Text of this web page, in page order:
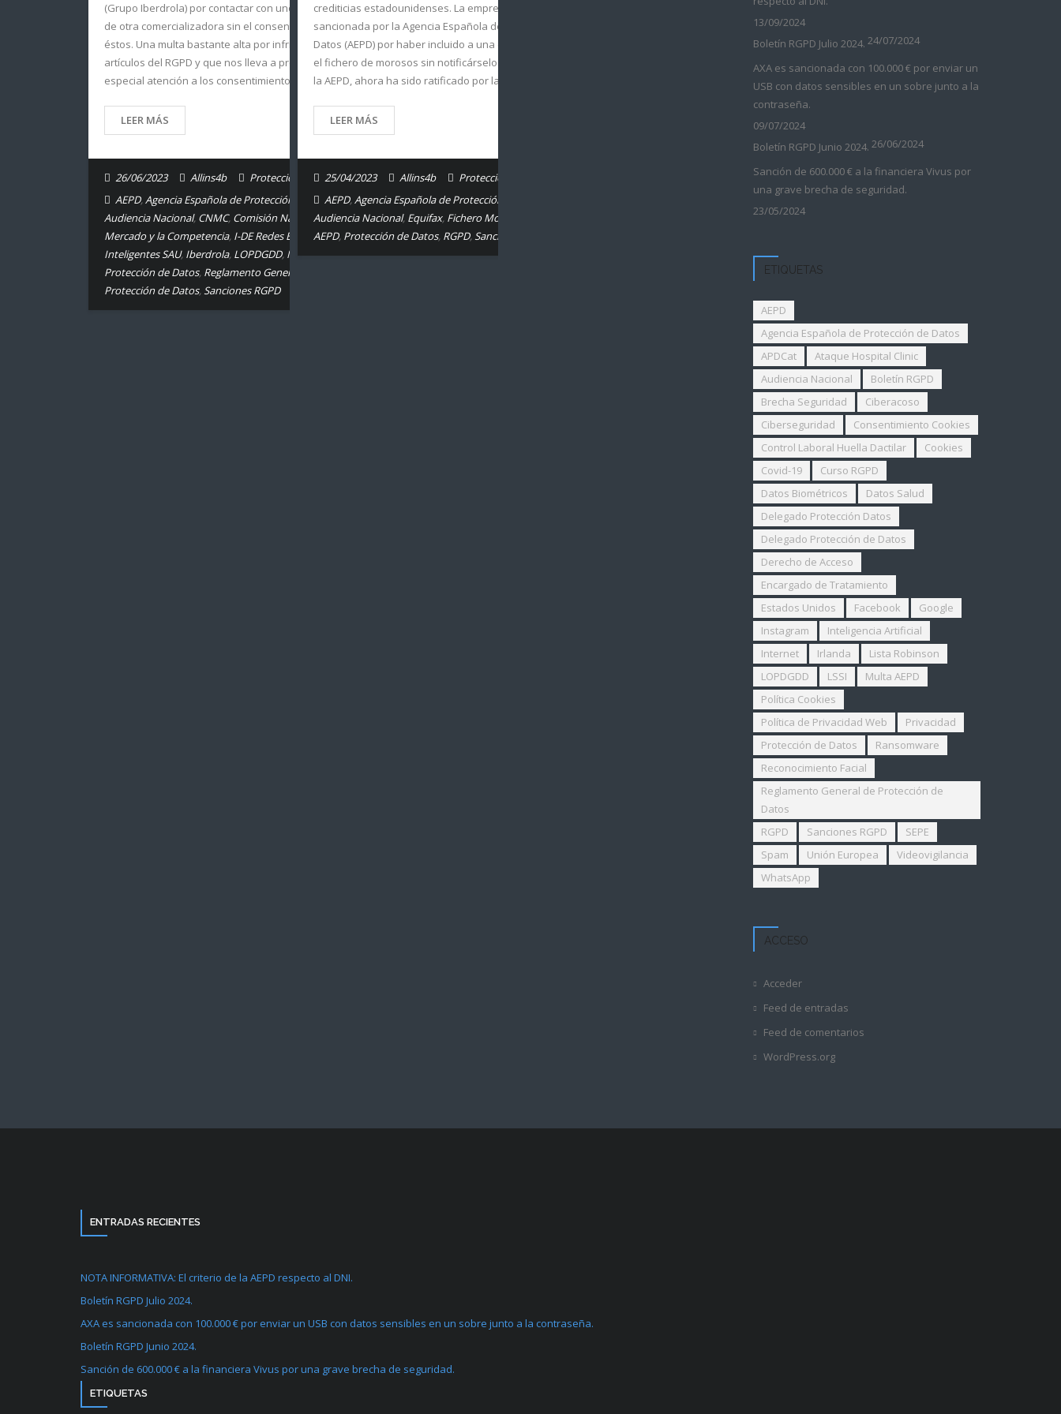
(Grupo Iberdrola) por contactar con unos 2500 usuarios
de otra comercializadora sin el consentimiento de
éstos. Una multa bastante alta por infringir varios
artículos del RGPD y que nos lleva a prestar una
especial atención a los consentimientos para poder…
LEER MÁS
26/06/2023 Allins4b
Protección de Datos.
AEPD,Agencia Española de Protección de Datos,
Audiencia Nacional, CNMC, Comisión Nacional del
Mercado y la Competencia, I-DE Redes Eléctricas
Inteligentes SAU, Iberdrola, LOPDGDD, Multa AEPD,
Protección de Datos, Reglamento General de
Protección de Datos,Sanciones RGPD
crediticias estadounidenses. La empresa fue
sancionada por la Agencia Española de Protección de
Datos (AEPD) por haber incluido a una consumidora en
el fichero de morosos sin notificárselo. Algo que, según
la AEPD, ahora ha sido ratificado por la…
LEER MÁS
25/04/2023 Allins4b
Protección de Datos.
AEPD,Agencia Española de Protección de Datos
Audiencia Nacional, Equifax, Fichero Morosos
AEPD, Protección de Datos, RGPD,Sanciones RGPD
13/09/2024
Boletín RGPD Julio 2024. 24/07/2024
AXA es sancionada con 100.000 € por enviar un
USB con datos sensibles en un sobre junto a la
contraseña.
09/07/2024
Boletín RGPD Junio 2024. 26/06/2024
Sanción de 600.000 € a la financiera Vivus por
una grave brecha de seguridad.
23/05/2024
ETIQUETAS
AEPD
Agencia Española de Protección de Datos
APDCat
Ataque Hospital Clinic
Audiencia Nacional
Boletín RGPD
Brecha Seguridad
Ciberacoso
Ciberseguridad
Consentimiento Cookies
Control Laboral Huella Dactilar
Cookies
Covid-19
Curso RGPD
Datos Biométricos
Datos Salud
Delegado Protección Datos
Delegado Protección de Datos
Derecho de Acceso
Encargado de Tratamiento
Estados Unidos
Facebook
Google
Instagram
Inteligencia Artificial
Internet
Irlanda
Lista Robinson
LOPDGDD
LSSI
Multa AEPD
Política Cookies
Política de Privacidad Web
Privacidad
Protección de Datos
Ransomware
Reconocimiento Facial
Reglamento General de Protección de
Datos
RGPD
Sanciones RGPD
SEPE
Spam
Unión Europea
Videovigilancia
WhatsApp
ACCESO
Acceder
Feed de entradas
Feed de comentarios
WordPress.org
ENTRADAS RECIENTES
NOTA INFORMATIVA: El criterio de la AEPD respecto al DNI.
Boletín RGPD Julio 2024.
AXA es sancionada con 100.000 € por enviar un USB con datos sensibles en un sobre junto a la contraseña.
Boletín RGPD Junio 2024.
Sanción de 600.000 € a la financiera Vivus por una grave brecha de seguridad.
ETIQUETAS